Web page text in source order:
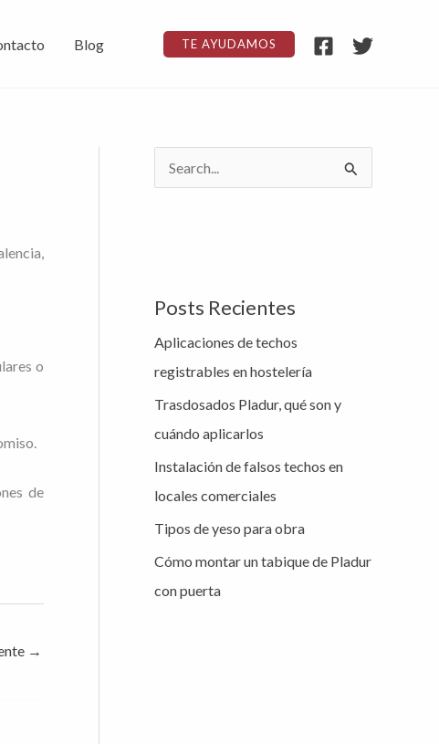
Blog TE AYUDAMOS
o
de
→
r
p
o
r
:
Posts Recientes
Aplicaciones de techos
registrables en hostelería
Trasdosados Pladur, qué son y
cuándo aplicarlos
Instalación de falsos techos en
locales comerciales
Tipos de yeso para obra
Cómo montar un tabique de Pladur
con puerta